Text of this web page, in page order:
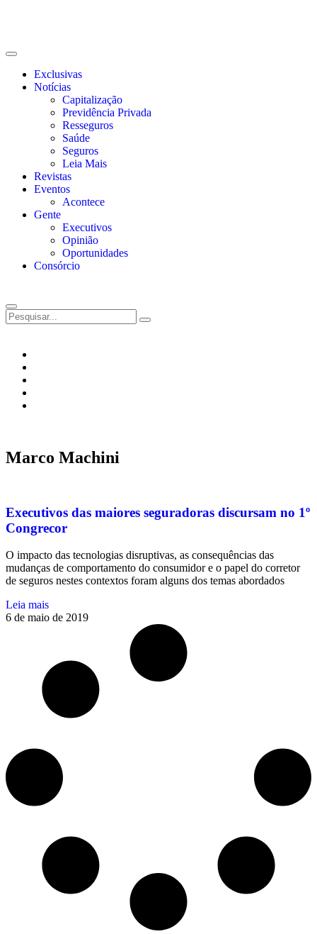
Exclusivas
Notícias
Capitalização
Previdência Privada
Resseguros
Saúde
Seguros
Leia Mais
Revistas
Eventos
Acontece
Gente
Executivos
Opinião
Oportunidades
Consórcio
Marco Machini
Executivos das maiores seguradoras discursam no 1º
Congrecor
O impacto das tecnologias disruptivas, as consequências das
mudanças de comportamento do consumidor e o papel do corretor
de seguros nestes contextos foram alguns dos temas abordados
Leia mais
6 de maio de 2019